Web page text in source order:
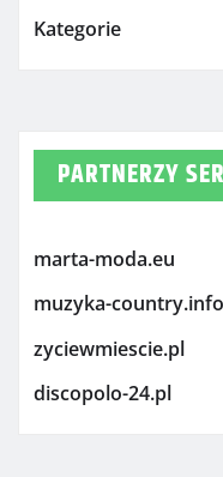
Kategorie
PARTNERZY
marta-moda.eu
muzyka-country.info
zyciewmiescie.pl
discopolo-24.pl